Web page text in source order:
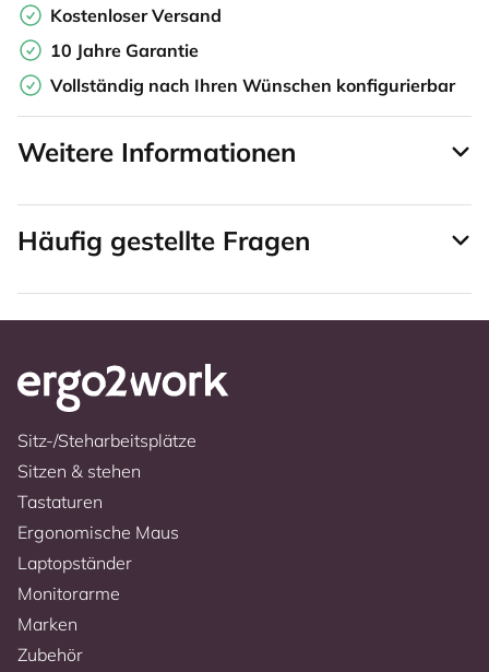
Kostenloser Versand
10 Jahre Garantie
Vollständig nach Ihren Wünschen konfigurierbar
Weitere Informationen
Häufig gestellte Fragen
Sitz-/Steharbeitsplätze
Sitzen & stehen
Tastaturen
Ergonomische Maus
Laptopständer
Monitorarme
Marken
Zubehör